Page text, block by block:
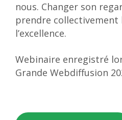
nous. Changer son
prendre collectivement
l’excellence.
Webinaire enregistré
Grande Webdiffusion